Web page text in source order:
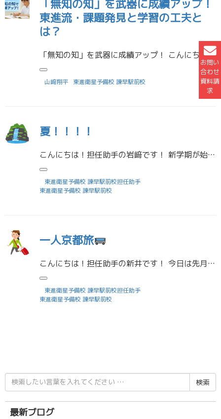
お問い
合わせ
資料請
求
「無知の知」を武器に成績アップ！
東進流・課題発見と学習の工夫と
は？
「無知の知」を武器に成績アップ！ こんにちは。東進諫早駅前校の山﨑です。今回は、日々の面談の中で生徒の皆さんに伝えている大切な考え方を、改めてご紹介したいと思います。 ◆ 無知の知とは？ ― 自分を知ることが成長の第一歩 […]
山﨑翔平 東進衛星予備校 諫早駅前校
夏！！！！
こんにちは！担任助手の岩﨑です！ 新学期が始まりました！みなさんどんな夏休みを過ごしましたか？ 私は8月中旬から夏休みに入っているのですが、夏の課題に追われています
東進衛星予備校 諫早駅前校担任助手
東進衛星予備校 諫早駅前校
一人京都旅
こんにちは！担任助手の新井です！ 今日は先月行った一人京都旅について紹介したいと思います。 もともと旅行が好きで、京都に行きたいな～とふと思い立って行ってきました！ ここは伏見稲荷大社です。ずらーっと並ぶ鳥居の数に圧倒さ […]
東進衛星予備校 諫早駅前校担任助手
東進衛星予備校 諫早駅前校
検
索
結
果:
最新ブログ